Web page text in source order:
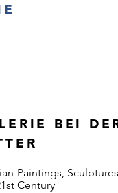
BEI
Paintings,
Century